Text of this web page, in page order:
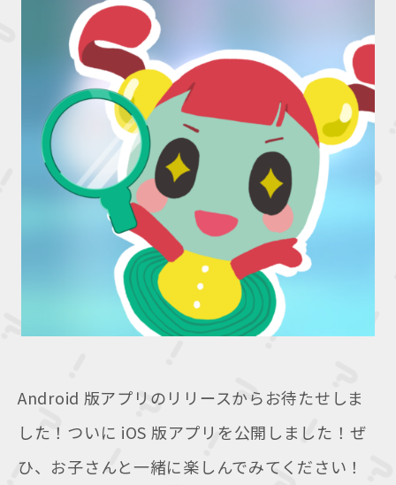
Android 版アプリのリリースからお待たせしま
した！ついに iOS 版アプリを公開しました！ぜ
ひ、お子さんと一緒に楽しんでみてください！